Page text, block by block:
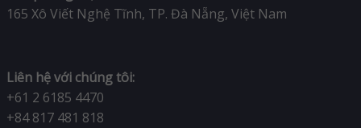
165 Xô Viết Nghệ Tĩnh, TP. Đà Nẵng, Việt Nam
Liên hệ với chúng tôi:
+61 2 6185 4470
+84 817 481 818